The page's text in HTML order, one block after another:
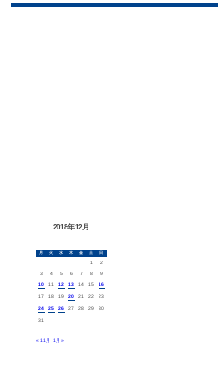
2018年12月
月 火 水 木 金 土 日
1
2
3
4 5 6 7 8
9
10
11 12 13 14 15 16
17 18 19 20 21 22 23
24 25 26 27 28 29 30
31
« 11月 1月 »